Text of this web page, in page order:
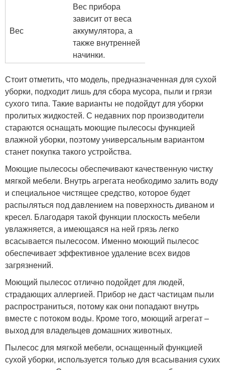
Вес
Вес прибора
зависит от веса
аккумулятора, а
также внутренней
начинки.
Стоит отметить, что модель, предназначенная для сухой
уборки, подходит лишь для сбора мусора, пыли и грязи
сухого типа. Такие варианты не подойдут для уборки
пролитых жидкостей. С недавних пор производители
стараются оснащать моющие пылесосы функцией
влажной уборки, поэтому универсальным вариантом
станет покупка такого устройства.
Моющие пылесосы обеспечивают качественную чистку
мягкой мебели. Внутрь агрегата необходимо залить воду
и специальное чистящее средство, которое будет
распыляться под давлением на поверхность диваном и
кресел. Благодаря такой функции плоскость мебели
увлажняется, а имеющаяся на ней грязь легко
всасывается пылесосом. Именно моющий пылесос
обеспечивает эффективное удаление всех видов
загрязнений.
Моющий пылесос отлично подойдет для людей,
страдающих аллергией. Прибор не даст частицам пыли
распространиться, потому как они попадают внутрь
вместе с потоком воды. Кроме того, моющий агрегат –
выход для владельцев домашних животных.
Пылесос для мягкой мебели, оснащенный функцией
сухой уборки, используется только для всасывания сухих